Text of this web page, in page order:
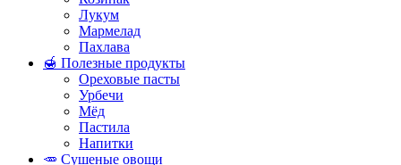
Лукум
Мармелад
Пахлава
🍯 Полезные продукты
Ореховые пасты
Урбечи
Мёд
Пастила
Напитки
🥕 Сушеные овощи